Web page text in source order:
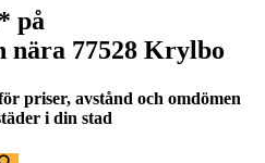
på
nära 77528 Krylbo
priser, avstånd och omdömen
i din stad